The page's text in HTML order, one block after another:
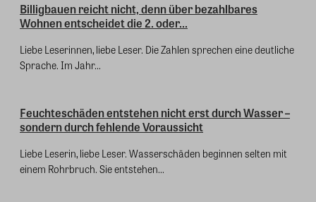
Billigbauen reicht nicht, denn über bezahlbares
Wohnen entscheidet die 2. oder...
Liebe Leserinnen, liebe Leser. Die Zahlen sprechen eine deutliche
Sprache. Im Jahr...
Feuchteschäden entstehen nicht erst durch Wasser –
sondern durch fehlende Voraussicht
Liebe Leserin, liebe Leser. Wasserschäden beginnen selten mit
einem Rohrbruch. Sie entstehen...